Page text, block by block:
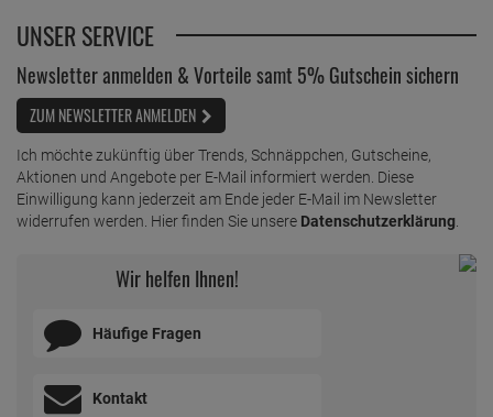
UNSER SERVICE
Newsletter anmelden & Vorteile samt 5% Gutschein sichern
ZUM NEWSLETTER ANMELDEN
Ich möchte zukünftig über Trends, Schnäppchen, Gutscheine,
Aktionen und Angebote per E-Mail informiert werden. Diese
Einwilligung kann jederzeit am Ende jeder E-Mail im Newsletter
widerrufen werden. Hier finden Sie unsere Datenschutzerklärung
Wir helfen Ihnen!
Häufige Fragen
Kontakt